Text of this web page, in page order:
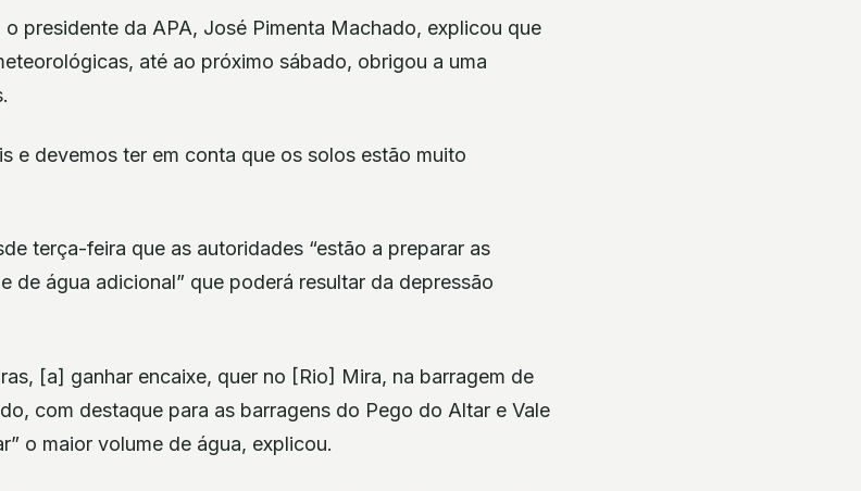
presidente da APA, José Pimenta Machado, explicou que
até ao próximo sábado, obrigou a uma
e devemos ter em conta que os solos estão muito
terça-feira que as autoridades “estão a preparar as
de água adicional” que poderá resultar da depressão
[a] ganhar encaixe, quer no [Rio] Mira, na barragem de
com destaque para as barragens do Pego do Altar e Vale
o maior volume de água, explicou.